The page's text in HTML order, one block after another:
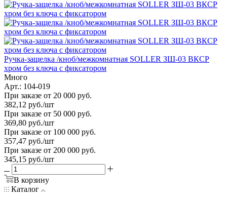
Ручка-защелка /кноб/межкомнатная SOLLER ЗШ-03 ВКСР
хром без ключа с фиксатором
Много
Арт.: 104-019
При заказе от 20 000 руб.
382,12 руб./шт
При заказе от 50 000 руб.
369,80 руб./шт
При заказе от 100 000 руб.
357,47 руб./шт
При заказе от 200 000 руб.
345,15 руб./шт
В корзину
Каталог